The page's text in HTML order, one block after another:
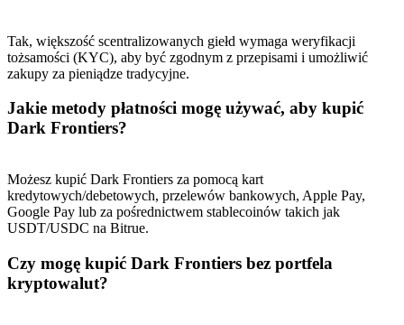
Exclusive for BitMart Users
Register & Trade to Win 500,000 USDT
Trade Gold & Silver · 33,333 USDT Bonus
USDT New User Exclusive 10% APR
Tak, większość scentralizowanych giełd wymaga weryfikacji
tożsamości (KYC), aby być zgodnym z przepisami i umożliwić
zakupy za pieniądze tradycyjne.
Jakie metody płatności mogę używać, aby kupić
Dark Frontiers?
Możesz kupić Dark Frontiers za pomocą kart
kredytowych/debetowych, przelewów bankowych, Apple Pay,
Google Pay lub za pośrednictwem stablecoinów takich jak
USDT/USDC na Bitrue.
Czy mogę kupić Dark Frontiers bez portfela
kryptowalut?